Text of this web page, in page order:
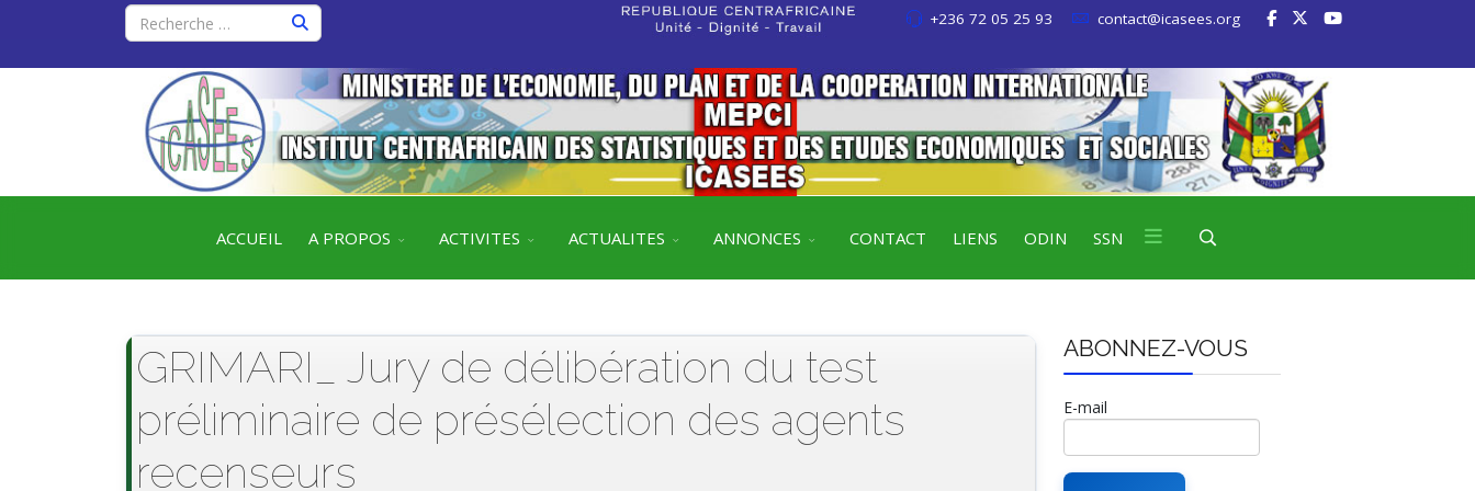
+236 72 05 25 93 contact@icasees.org
ACCUEIL A PROPOS ACTIVITES ACTUALITES ANNONCES CONTACT LIENS ODIN SSN
GRIMARI_ Jury de délibération du test
préliminaire de présélection des agents
recenseurs
ABONNEZ-VOUS
E-mail